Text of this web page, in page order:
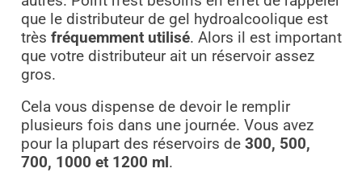
que le distributeur de gel hydroalcoolique est
très fréquemment utilisé. Alors il est important
que votre distributeur ait un réservoir assez
gros.
Cela vous dispense de devoir le remplir
plusieurs fois dans une journée. Vous avez
pour la plupart des réservoirs de 300, 500,
700, 1000 et 1200 ml .